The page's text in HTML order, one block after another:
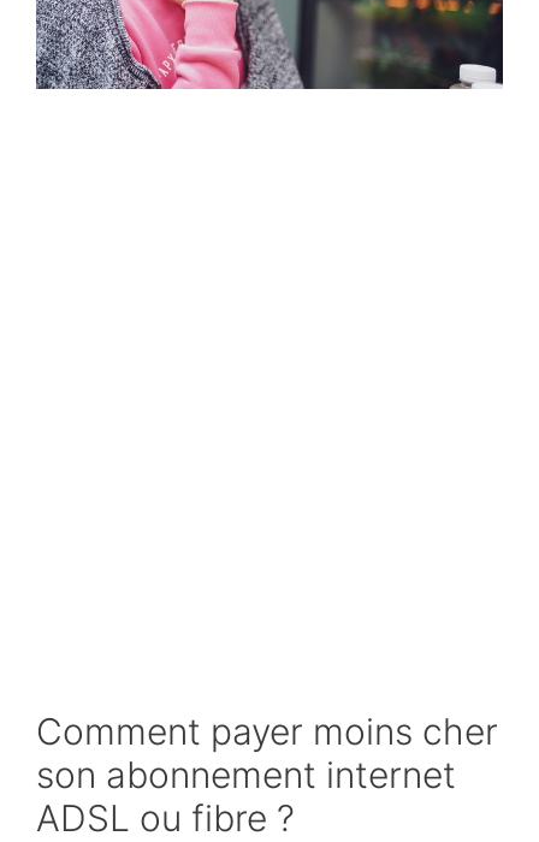
Comment payer moins cher
son abonnement internet
ADSL ou fibre ?